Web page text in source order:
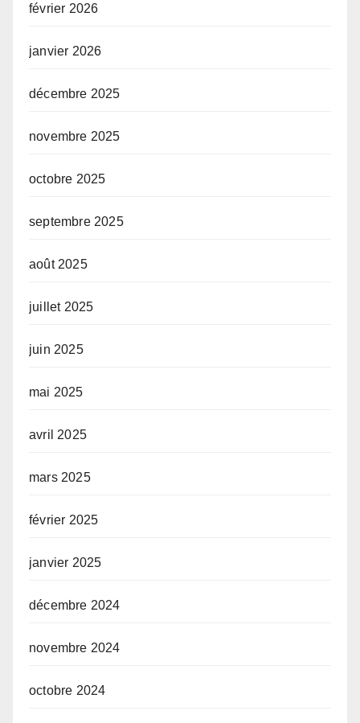
février 2026
janvier 2026
décembre 2025
novembre 2025
octobre 2025
septembre 2025
août 2025
juillet 2025
juin 2025
mai 2025
avril 2025
mars 2025
février 2025
janvier 2025
décembre 2024
novembre 2024
octobre 2024